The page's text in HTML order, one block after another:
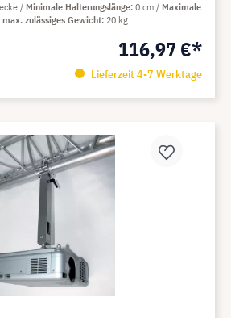
116,97 €*
Lieferzeit 4-7 Werktage
Minimale Halterungslänge 0 cm
Maximale
max. zulässiges Gewicht 20 kg